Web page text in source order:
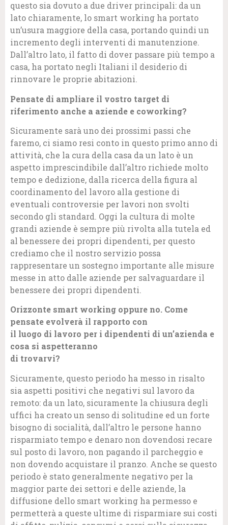
questo sia dovuto a due driver principali: da un
lato chiaramente, lo smart working ha portato
un’usura maggiore della casa, portando quindi un
incremento degli interventi di manutenzione.
Dall’altro lato, il fatto di dover passare più tempo a
casa, ha portato negli Italiani il desiderio di
rinnovare le proprie abitazioni.
Pensate di ampliare il vostro target di
riferimento anche a aziende e coworking?
Sicuramente sarà uno dei prossimi passi che
faremo, ci siamo resi conto in questo primo anno di
attività, che la cura della casa da un lato è un
aspetto imprescindibile dall’altro richiede molto
tempo e dedizione, dalla ricerca della figura al
coordinamento del lavoro alla gestione di
eventuali controversie per lavori non svolti
secondo gli standard. Oggi la cultura di molte
grandi aziende è sempre più rivolta alla tutela ed
al benessere dei propri dipendenti, per questo
crediamo che il nostro servizio possa
rappresentare un sostegno importante alle misure
messe in atto dalle aziende per salvaguardare il
benessere dei propri dipendenti.
Orizzonte smart working oppure no. Come
pensate evolverà il rapporto con
il luogo di lavoro per i dipendenti di un’azienda e
cosa si aspetteranno
di trovarvi?
Sicuramente, questo periodo ha messo in risalto
sia aspetti positivi che negativi sul lavoro da
remoto: da un lato, sicuramente la chiusura degli
uffici ha creato un senso di solitudine ed un forte
bisogno di socialità, dall’altro le persone hanno
risparmiato tempo e denaro non dovendosi recare
sul posto di lavoro, non pagando il parcheggio e
non dovendo acquistare il pranzo. Anche se questo
periodo è stato generalmente negativo per la
maggior parte dei settori e delle aziende, la
diffusione dello smart working ha permesso e
permetterà a queste ultime di risparmiare sui costi